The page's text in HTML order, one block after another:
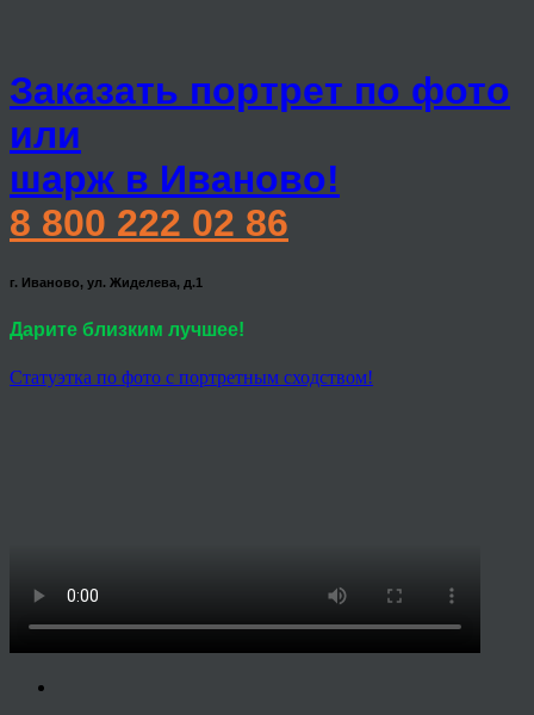
Заказать портрет по фото
или
шарж в Иваново!
8 800 222 02 86
г. Иваново, ул. Жиделева, д.1
Дарите близким лучшее!
Статуэтка по фото с портретным сходством!